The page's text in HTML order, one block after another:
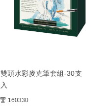
雙頭水彩麥克筆套組-30支
入
160330